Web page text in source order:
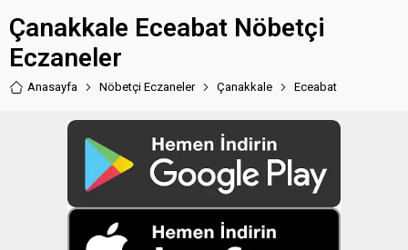
Çanakkale Eceabat Nöbetçi
Eczaneler
Anasayfa Nöbetçi Eczaneler Çanakkale Eceabat